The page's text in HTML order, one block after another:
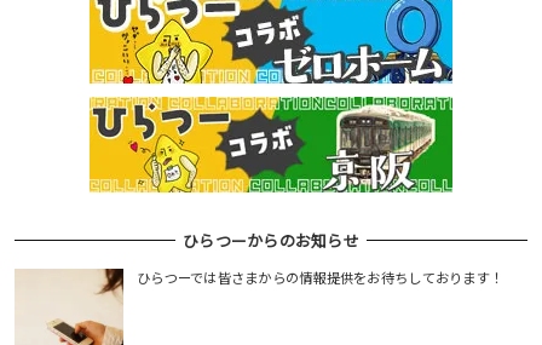
ひらつーからのお知らせ
ひらつーでは皆さまからの情報提供をお待ちしております！